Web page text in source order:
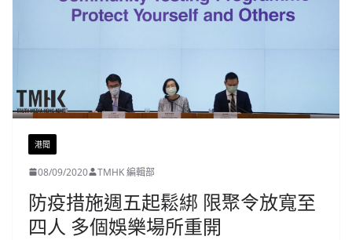
港聞
08/09/2020 TMHK 編輯部
防疫措施週五起鬆綁 限聚令放寬至
四人 多個娛樂場所重開